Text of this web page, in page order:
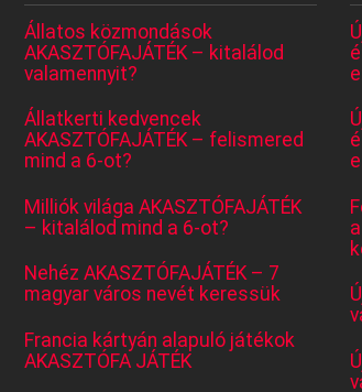
Állatos közmondások
AKASZTÓFAJÁTÉK – kitalálod
valamennyit?
Állatkerti kedvencek
AKASZTÓFAJÁTÉK – felismered
mind a 6-ot?
Milliók világa AKASZTÓFAJÁTÉK
– kitalálod mind a 6-ot?
Nehéz AKASZTÓFAJÁTÉK – 7
magyar város nevét keressük
Francia kártyán alapuló játékok
AKASZTÓFA JÁTÉK